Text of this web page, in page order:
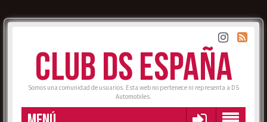
CLUB DS ESPAÑA
Somos una comunidad de usuarios. Esta web no pertenece ni representa a DS
Automobiles.